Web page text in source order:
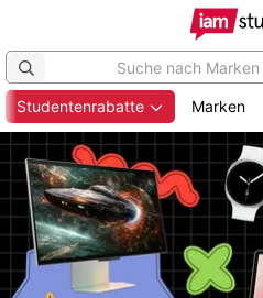
Zum
Hauptinhalt
springen
Studentenrabatte Marken